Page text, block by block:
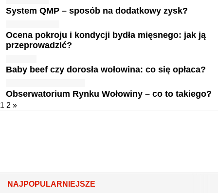
System QMP – sposób na dodatkowy zysk?
Ocena pokroju i kondycji bydła mięsnego: jak ją
przeprowadzić?
Baby beef czy dorosła wołowina: co się opłaca?
Obserwatorium Rynku Wołowiny – co to takiego?
1 2 »
NAJPOPULARNIEJSZE